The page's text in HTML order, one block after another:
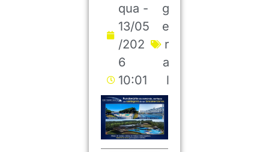
qua -
13/05
/202
6
10:01
g
e
r
a
l